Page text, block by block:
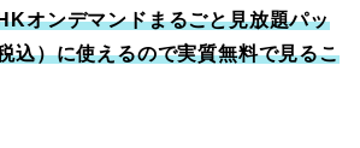
オンデマンドまるごと見放題パッ
込）に使えるので実質無料で見るこ